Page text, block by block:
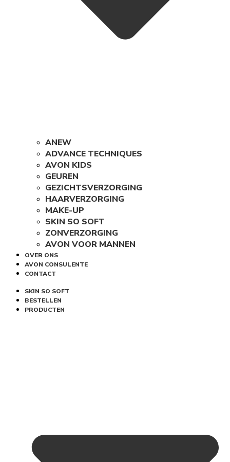
ANEW
ADVANCE TECHNIQUES
AVON KIDS
GEUREN
GEZICHTSVERZORGING
HAARVERZORGING
MAKE-UP
SKIN SO SOFT
ZONVERZORGING
AVON VOOR MANNEN
OVER ONS
AVON CONSULENTE
CONTACT
SKIN SO SOFT
BESTELLEN
PRODUCTEN